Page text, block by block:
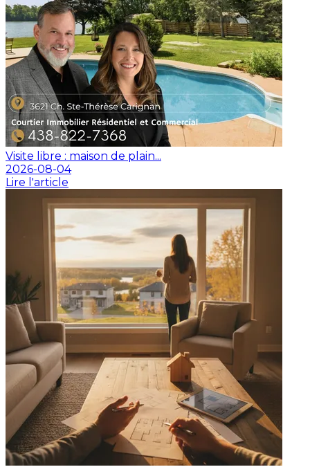
Visite libre : maison de plain...
2026-08-04
Lire l'article